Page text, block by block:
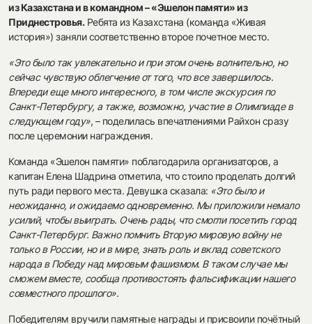
из Казахстана и в командном – «Эшелон памяти» из
Приднестровья.Ребята из Казахстана (команда «Живая
история») заняли соответственно второе почетное место.
«Это было так увлекательно и при этом очень волнительно, но
сейчас чувствую облегчение от того, что все завершилось.
Впереди еще много интересного, в том числе экскурсия по
Санкт-Петербургу, а также, возможно, участие в Олимпиаде в
следующем году», – поделилась впечатлениями Райхон сразу
после церемонии награждения.
Команда «Эшелон памяти» поблагодарила организаторов, а
капитан Елена Шадрина отметила, что стоило проделать долгий
путь ради первого места. Девушка сказала: «Это было и
неожиданно, и ожидаемо одновременно. Мы приложили немало
усилий, чтобы выиграть. Очень рады, что смогли посетить город
Санкт-Петербург. Важно помнить Вторую мировую войну не
только в России, но и в мире, знать роль и вклад советского
народа в Победу над мировым фашизмом. В таком случае мы
сможем вместе, сообща противостоять фальсификации нашего
совместного прошлого».
Победителям вручили памятные награды и присвоили почётный